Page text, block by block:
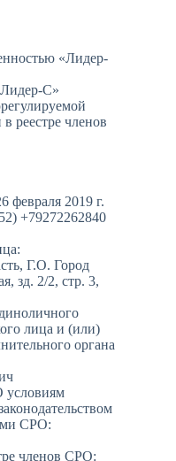
«Лидер-
С»
реестре членов
февраля 2019 г.
+79272262840
Г.О. Город
зд. 2/2, стр. 3,
лица и (или)
органа
условиям
СРО:
членов СРО: